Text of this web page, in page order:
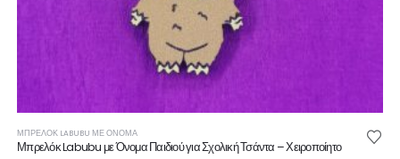
ΜΠΡΕΛΟΚ LABUBU ΜΕ ΟΝΟΜΑ
Μπρελόκ Labubu με Όνομα Παιδιού για Σχολική Τσάντα – Χειροποίητο